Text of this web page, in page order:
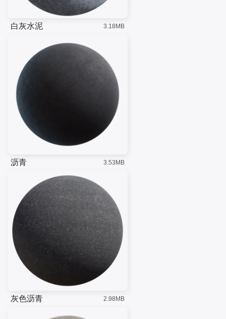
白灰水泥 3.18MB
沥青 3.53MB
灰色沥青 2.98MB